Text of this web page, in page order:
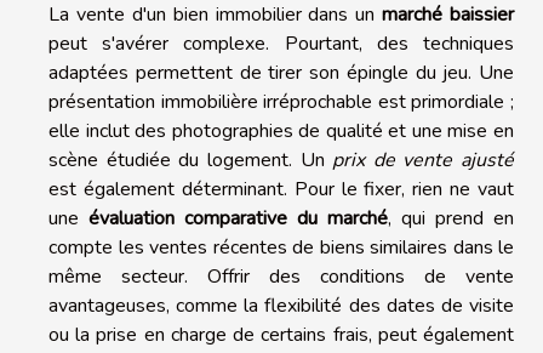
La vente d'un bien immobilier dans unmarché baissier
peut s'avérer complexe. Pourtant, des techniques
adaptées permettent de tirer son épingle du jeu. Une
présentation immobilière irréprochable est primordiale ;
elle inclut des photographies de qualité et une mise en
scène étudiée du logement. Un prix de vente ajusté
est également déterminant. Pour le fixer, rien ne vaut
une évaluation comparative du marché, qui prend en
compte les ventes récentes de biens similaires dans le
même secteur. Offrir des conditions de vente
avantageuses, comme la flexibilité des dates de visite
ou la prise en charge de certains frais, peut également